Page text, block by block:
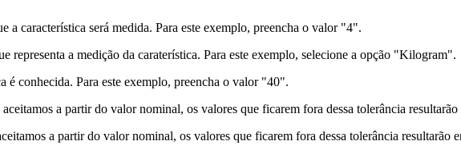
a característica será medida. Para este exemplo, preencha o valor "4".
representa a medição da caraterística. Para este exemplo, selecione a opção "Kilogram".
é conhecida. Para este exemplo, preencha o valor "40".
a partir do valor nominal, os valores que ficarem fora dessa tolerância
a partir do valor nominal, os valores que ficarem fora dessa tolerância resultarão